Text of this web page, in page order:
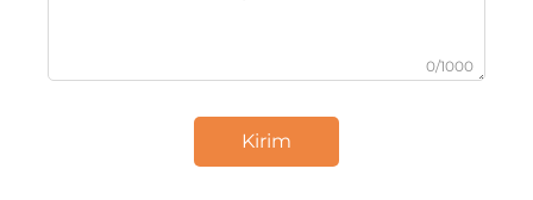
0/1000
Kirim